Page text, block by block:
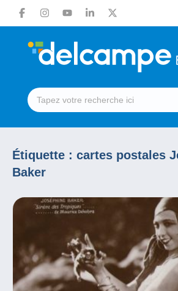
Étiquette : cartes postales
Baker